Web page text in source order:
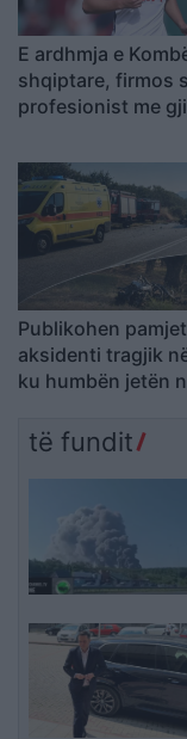
E ardhmja e
shqiptare, firmos
profesionist me
goditjeve të
Publikohen
aksidenti tragjik
ku humbën jetën
makinat u
më kokë (VIDEO)
të fundit